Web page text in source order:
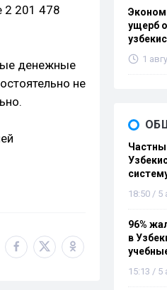
2 201 478
денежные
не
ущерб
1
18:50 / 5
96%
в
15:13 / 5